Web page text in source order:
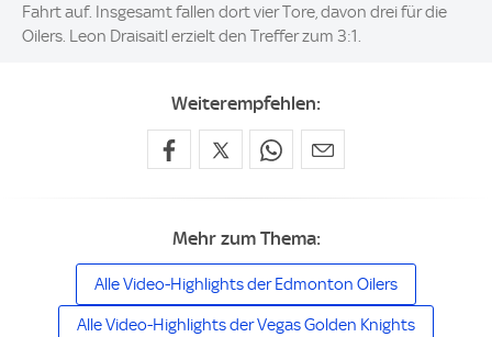
Fahrt auf. Insgesamt fallen dort vier Tore, davon drei für die
Oilers. Leon Draisaitl erzielt den Treffer zum 3:1.
Weiterempfehlen:
Mehr zum Thema:
Alle Video-Highlights der Edmonton Oilers
Alle Video-Highlights der Vegas Golden Knights